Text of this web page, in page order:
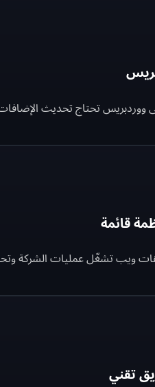
ووردبريس تحتاج تحديث الإضافات
قائمة
ويب تشغّل عمليات الشركة
تقني